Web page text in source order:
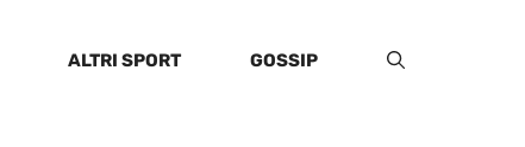
ALTRI SPORT GOSSIP